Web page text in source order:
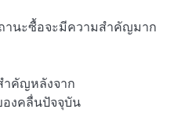
านะซื้อจะมีความสำคัญมาก
ำคัญหลังจาก
งคลื่นปัจจุบัน